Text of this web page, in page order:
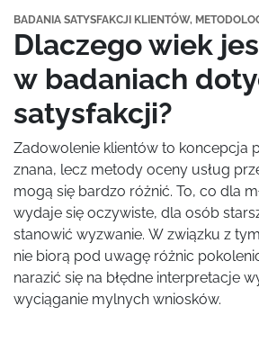
BADANIA SATYSFAKCJI KLIENTÓW,
Dlaczego wiek
w badaniach
satysfakcji?
Zadowolenie klientów to koncepcja
znana, lecz metody oceny usług
mogą się bardzo różnić. To, co dla
wydaje się oczywiste, dla osób
stanowić wyzwanie. W związku z
nie biorą pod uwagę różnic
narazić się na błędne interpretacje
wyciąganie mylnych wniosków.